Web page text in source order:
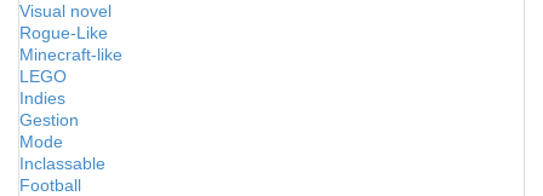
Visual novel
Rogue-Like
Minecraft-like
LEGO
Indies
Gestion
Mode
Inclassable
Football